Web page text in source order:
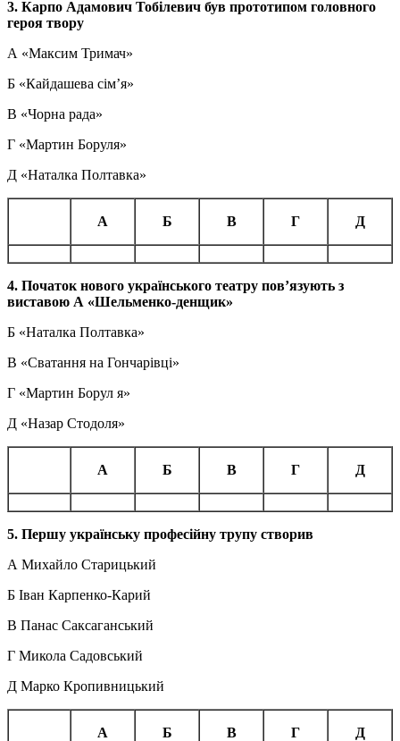
3. Карпо Адамович Тобілевич був прототипом головного
героя твору
А «Максим Тримач»
Б «Кайдашева сім’я»
В «Чорна рада»
Г «Мартин Боруля»
Д «Наталка Полтавка»
А Б В Г Д
4. Початок нового українського театру пов’язують з
виставою А «Шельменко-денщик»
Б «Наталка Полтавка»
В «Сватання на Гончарівці»
Г «Мартин Борул я»
Д «Назар Стодоля»
А Б В Г Д
5. Першу українську професійну трупу створив
А Михайло Старицький
Б Іван Карпенко-Карий
В Панас Саксаганський
Г Микола Садовський
Д Марко Кропивницький
А Б В Г Д